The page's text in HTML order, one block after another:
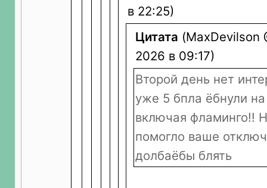
в 22:25)
Цитата (MaxDevilson
2026 в 09:17)
Второй день нет
уже 5 бпла ёбнули на
включая фламинго!!
помогло ваше
долбаёбы блять